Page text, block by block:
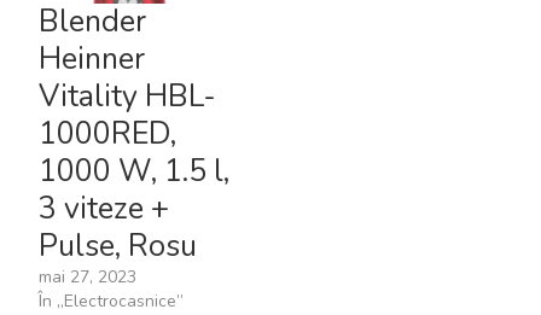
Blender
Heinner
Vitality HBL-
1000RED,
1000 W, 1.5 l,
3 viteze +
Pulse, Rosu
mai 27, 2023
În „Electrocasnice”